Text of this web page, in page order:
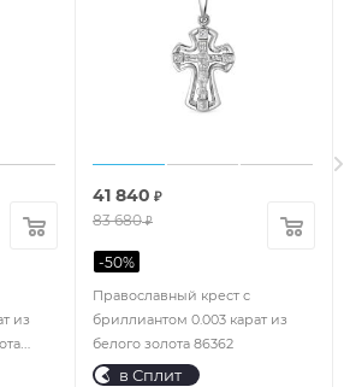
из
Православный крест с
бриллиантом 0.003 карат из
белого золота 86362
41 840 ₽
83 680₽
-50%
в Сплит